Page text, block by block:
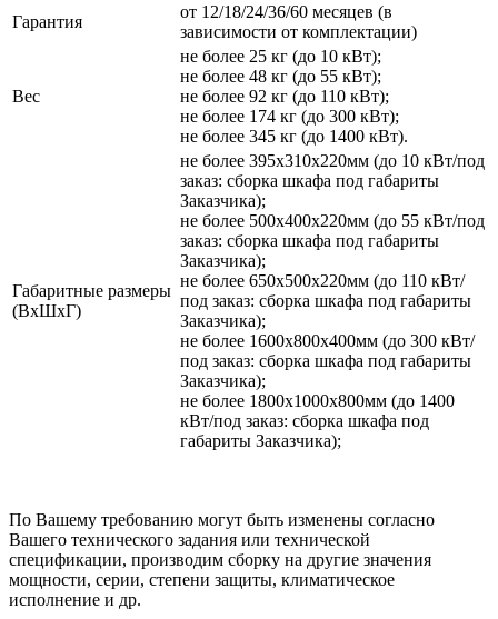
Гарантия
от 12/18/24/36/60 месяцев (в
зависимости от комплектации)
Вес
не более 25 кг (до 10 кВт);
не более 48 кг (до 55 кВт);
не более 92 кг (до 110 кВт);
не более 174 кг (до 300 кВт);
не более 345 кг (до 1400 кВт).
Габаритные размеры
(ВхШхГ)
не более 395х310х220мм (до 10 кВт/под
заказ: сборка шкафа под габариты
Заказчика);
не более 500х400х220мм (до 55 кВт/под
заказ: сборка шкафа под габариты
Заказчика);
не более 650х500х220мм (до 110 кВт/
под заказ: сборка шкафа под габариты
Заказчика);
не более 1600х800х400мм (до 300 кВт/
под заказ: сборка шкафа под габариты
Заказчика);
не более 1800х1000х800мм (до 1400
кВт/под заказ: сборка шкафа под
габариты Заказчика);
По Вашему требованию могут быть изменены согласно
Вашего технического задания или технической
спецификации, производим сборку на другие значения
мощности, серии, степени защиты, климатическое
исполнение и др.